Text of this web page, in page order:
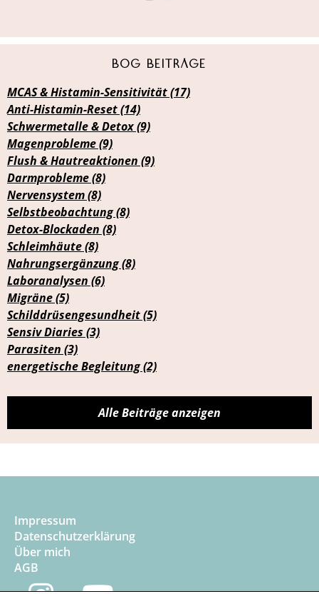
Bog Beiträge
MCAS & Histamin-Sensitivität (17)
Anti-Histamin-Reset (14)
Schwermetalle & Detox (9)
Magenprobleme (9)
Flush & Hautreaktionen (9)
Darmprobleme (8)
Nervensystem (8)
Selbstbeobachtung (8)
Detox-Blockaden (8)
Schleimhäute (8)
Nahrungsergänzung (8)
Laboranalysen (6)
Migräne (5)
Schilddrüsengesundheit (5)
Sensiv Diaries (3)
Parasiten (3)
energetische Begleitung (2)
Alle Beiträge anzeigen
Impressum
Datenschutzerklärung
Über mich
AGB